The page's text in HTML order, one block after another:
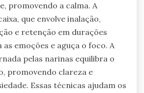
promovendo a calma. A
que envolve inalação,
e retenção em durações
as emoções e aguça o foco. A
pelas narinas equilibra o
promovendo clareza e
Essas técnicas ajudam os